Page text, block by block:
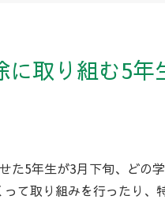
に取り組む5年
た5年生が3月下旬、どの
って取り組みを行ったり